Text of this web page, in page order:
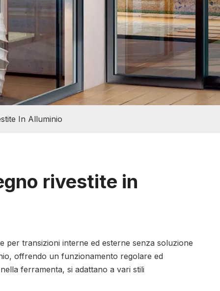
In Alluminio
rivestite in
transizioni interne ed esterne senza soluzione
offrendo un funzionamento regolare ed
ferramenta, si adattano a vari stili